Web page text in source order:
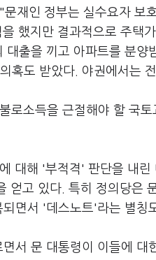
재인 정부는 실수요자 보
했지만 결과적으로 주택
출을 끼고 아파트를 분양
혹도 받았다. 야권에서는
로소득을 근절해야 할 국
대해 '부적격' 판단을 내
얻고 있다. 특히 정의당은
면서 '데스노트'라는 별칭
서 문 대통령이 이들에 대